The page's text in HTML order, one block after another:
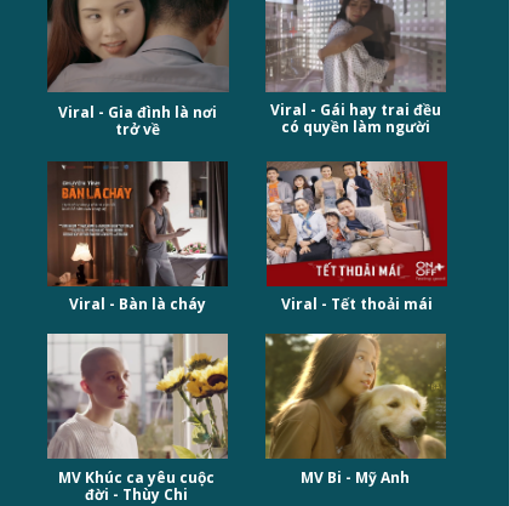
MV Bi - Mỹ Anh
Viral - Bàn là cháy
Viral - Gái hay trai đều
có quyền làm người
MV Khúc ca yêu cuộc
đời - Thùy Chi
Viral - Tết thoải mái
Viral - Gia đình là nơi
trở về